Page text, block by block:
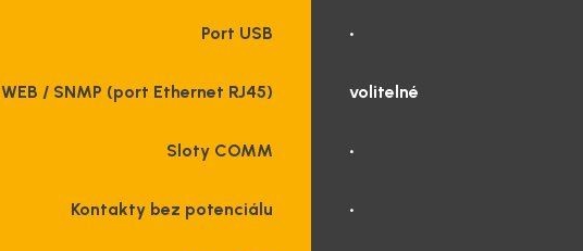
Port USB •
WEB / SNMP (port Ethernet RJ45) volitelné
Sloty COMM •
Kontakty bez potenciálu •